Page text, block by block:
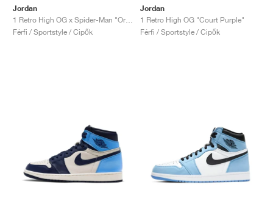
Jordan
Férfi / Sportstyle / Cipők
Jordan
1 Retro High OG "Court Purple"
Férfi / Sportstyle / Cipők